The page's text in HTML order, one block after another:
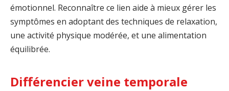
émotionnel. Reconnaître ce lien aide à mieux gérer les
symptômes en adoptant des techniques de relaxation,
une activité physique modérée, et une alimentation
équilibrée.
Différencier veine temporale